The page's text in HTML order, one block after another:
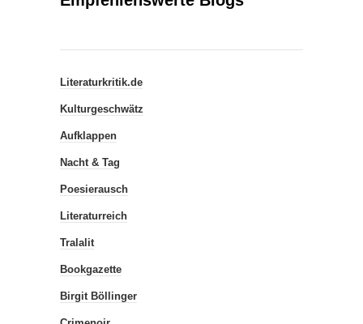
Empfehlenswerte Blogs
Literaturkritik.de
Kulturgeschwätz
Aufklappen
Nacht & Tag
Poesierausch
Literaturreich